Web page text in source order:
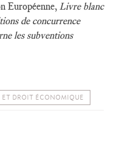
Européenne, Livre blanc
de concurrence
les subventions
ET DROIT ÉCONOMIQUE